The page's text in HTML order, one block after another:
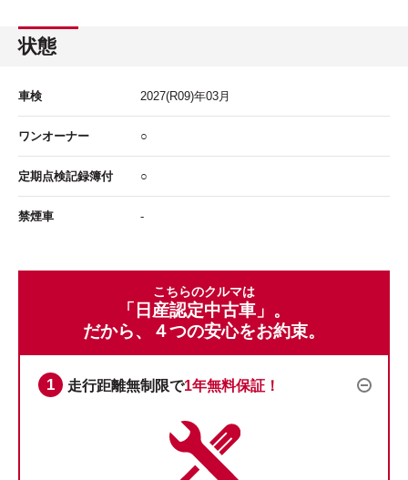
状態
車検 2027(R09)年03 月
ワンオーナー ○
定期点検記録簿付 ○
禁煙車 -
こちらのクルマは
「日産認定中古車」。
だから、４つの安心をお約束。
走行距離無制限で1年無料保証！